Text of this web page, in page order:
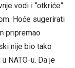
vodi i “otkriće”
Hoće sugerirati
pripremao
nije bio tako
NATO-u. Da je